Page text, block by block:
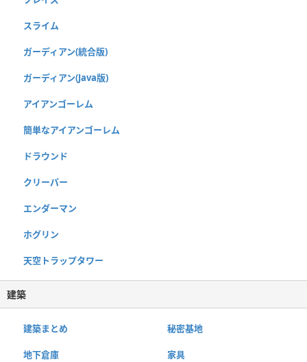
スライム
ガーディアン(統合版)
ガーディアン(Java版)
アイアンゴーレム
簡単なアイアンゴーレム
ドラウンド
クリーパー
エンダーマン
ホグリン
天空トラップタワー
建築
建築まとめ 秘密基地
地下倉庫 家具